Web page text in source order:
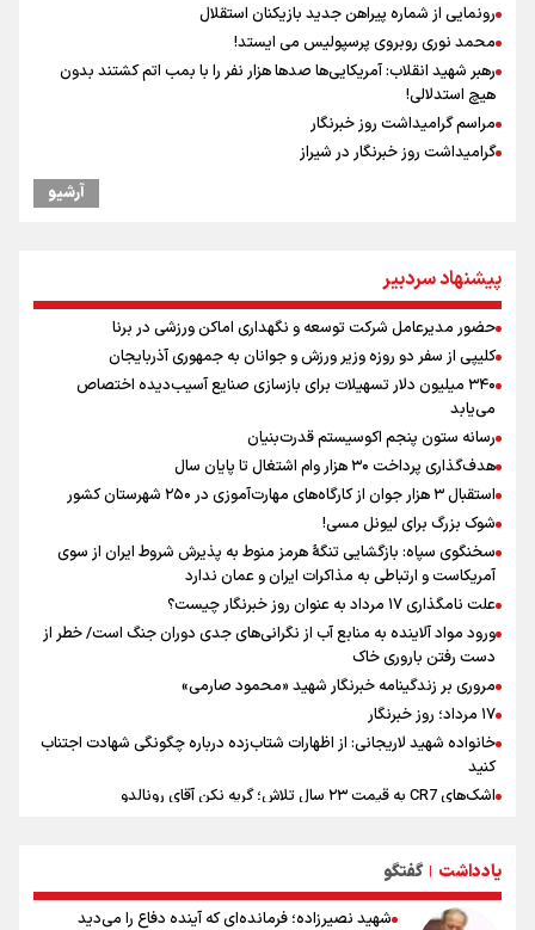
رونمایی از شماره پیراهن جدید بازیکنان استقلال
محمد نوری روبروی پرسپولیس می ایستد!
رهبر شهید انقلاب: آمریکایی‌ها صدها هزار نفر را با بمب اتم کشتند بدون
هیچ استدلالی!
مراسم گرامیداشت روز خبرنگار
گرامیداشت روز خبرنگار در شیراز
جوادی: مدال بازی‌های آسیایی را می‌خواهم/ بهداد سلیمی شرایط ورزشکار
گرامیداشت روز خبرنگار
ونس: در حال کار بر روی ایجاد یک سیستم ناوبری امن هستیم
علی‌نژاد در مراسم انجمن ورزشی نویسان در روز خبرنگار : رسانه‌های خبری
در سال گذشته تا به امروز اتفاقات بزرگی را رقم زدند
سیدمناف هاشمی در مراسم انجمن ورزشی نویسان : قدردان زحمات اهالی
رسانه به ویژه ورزشی نویسان هستیم
فوران یک آتشفشان قدرتمند در جنوب غربی کلمبیا
آرشیو
پیشنهاد سردبیر
حضور مدیرعامل شرکت توسعه و نگهداری اماکن ورزشی در برنا
کلیپی از سفر دو روزه وزیر ورزش و جوانان به جمهوری آذربایجان
۳۴۰ میلیون دلار تسهیلات برای بازسازی صنایع آسیب‌دیده اختصاص
می‌یابد
رسانه ستون پنجم اکوسیستم قدرت‌بنیان
هدف‌گذاری پرداخت ۳۰ هزار وام اشتغال تا پایان سال
استقبال ۳ هزار جوان از کارگاه‌های مهارت‌آموزی در ۲۵۰ شهرستان کشور
شوک بزرگ برای لیونل مسی!
سخنگوی سپاه: بازگشایی تنگۀ هرمز منوط به پذیرش شروط ایران از سوی
آمریکاست و ارتباطی به مذاکرات ایران و عمان ندارد
علت نامگذاری ۱۷ مرداد به عنوان روز خبرنگار چیست؟
ورود مواد آلاینده به منابع آب از نگرانی‌های جدی دوران جنگ است/ خطر از
دست رفتن باروری خاک
مروری بر زندگینامه خبرنگار شهید «محمود صارمی»
۱۷ مرداد؛ روز خبرنگار
خانواده شهید لاریجانی: از اظهارات شتاب‌زده درباره چگونگی شهادت اجتناب
کنید
اشک‌های CR7 به قیمت ۲۳ سال تلاش؛ گریه نکن آقای رونالدو
تلاش مدام برای زنده نگه داشتن هنر ایرانی
نصرتی: پاسخ بیرانوند سنخیتی با صحبت‌های علی دایی نداشت/
یادداشت | گفتگو
شهید نصیرزاده؛ فرمانده‌ای که آینده دفاع را می‌دید